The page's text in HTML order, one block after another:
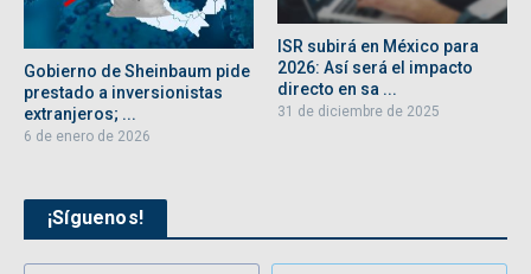
Gobierno de Sheinbaum pide
prestado a inversionistas
extranjeros; ...
6 de enero de 2026
ISR subirá en México para
2026: Así será el impacto
directo en sa ...
31 de diciembre de 2025
¡Síguenos!